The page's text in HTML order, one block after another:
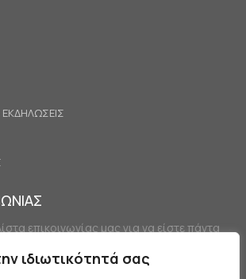
ιδιωτικότητά σας
επικοινωνίας μας για να είστε πάντα